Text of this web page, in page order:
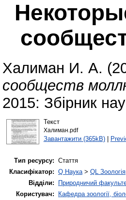
Халиман И. А.
сообществ
2015: Збірник
Текст
Халиман.pdf
Завантажити (365kB)|
Тип ресурсу: Стаття
Класифікатор: Q Наука> QL Зоологія
Відділи:
Природничий
Користувач:
Кафедра зоології,